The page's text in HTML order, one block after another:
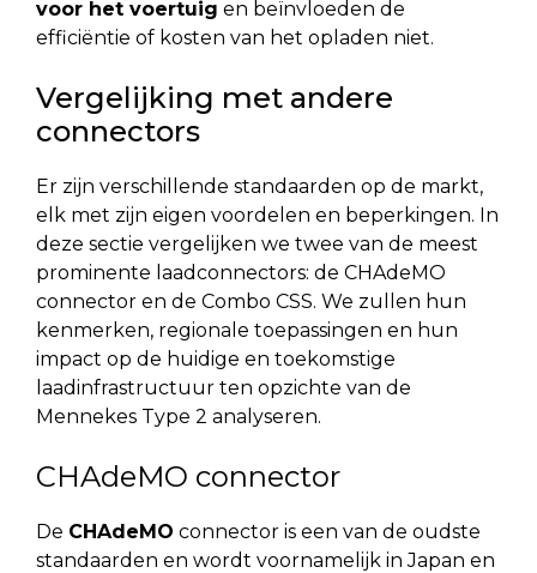
voor het voertuig en beïnvloeden de
efficiëntie of kosten van het opladen niet.
Vergelijking met andere
connectors
Er zijn verschillende standaarden op de markt,
elk met zijn eigen voordelen en beperkingen. In
deze sectie vergelijken we twee van de meest
prominente laadconnectors: de CHAdeMO
connector en de Combo CSS. We zullen hun
kenmerken, regionale toepassingen en hun
impact op de huidige en toekomstige
laadinfrastructuur ten opzichte van de
Mennekes Type 2 analyseren.
CHAdeMO connector
De CHAdeMO connector is een van de oudste
standaarden en wordt voornamelijk in Japan en